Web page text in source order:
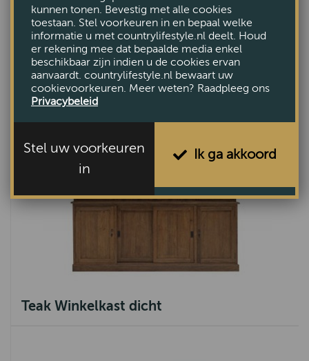
COMBINEER MET DEZE
MEUBELEN
Teak Winkelkast dicht
kunnen tonen. Bevestig met alle cookies
toestaan. Stel voorkeuren in en bepaal welke
informatie u met countrylifestyle.nl deelt. Houd
er rekening mee dat bepaalde media enkel
beschikbaar zijn indien u de cookies ervan
aanvaardt. countrylifestyle.nl bewaart uw
cookievoorkeuren. Meer weten? Raadpleeg ons
Privacybeleid
Stel uw voorkeuren
in
Ik ga akkoord